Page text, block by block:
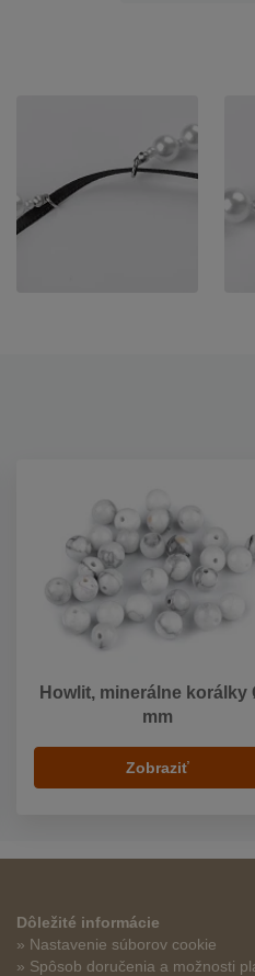
Howlit, minerálne korálky
mm
Zobraziť
Dôležité informácie
» Nastavenie súborov cookie
» Spôsob doručenia a možnosti